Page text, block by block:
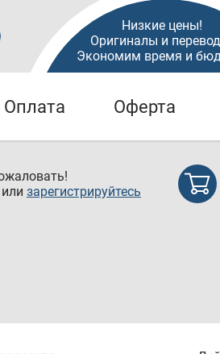
Низкие цены!
Оригиналы и
Экономим время и
Оферта
или зарегистрируйтесь